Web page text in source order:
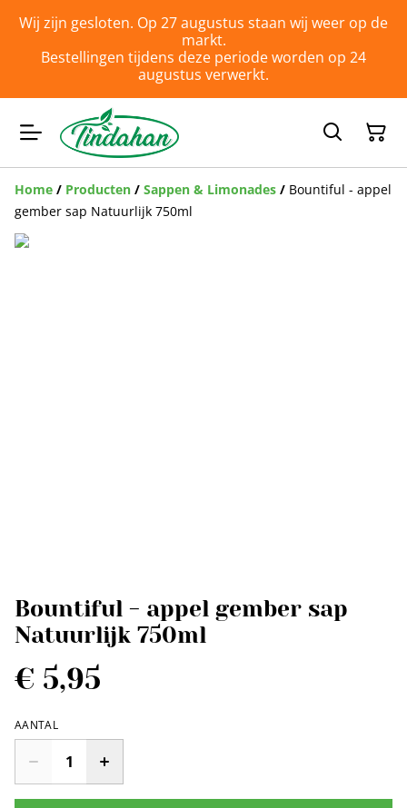
Wij zijn gesloten. Op 27 augustus staan wij weer op de
markt.
Bestellingen tijdens deze periode worden op 24
augustus verwerkt.
Home / Producten / Sappen & Limonades / Bountiful - appel
gember sap Natuurlijk 750ml
Bountiful - appel gember sap
Natuurlijk 750ml
€ 5,95
AANTAL